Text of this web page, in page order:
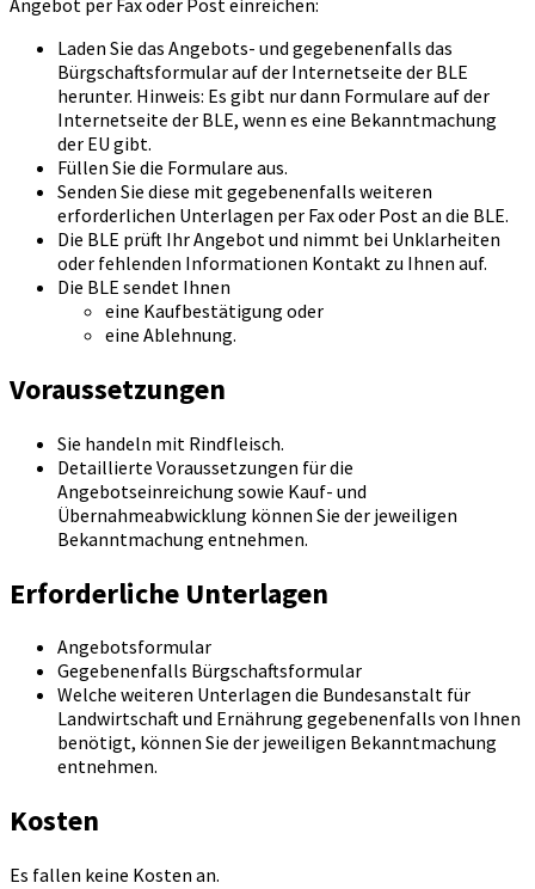
Laden Sie das Angebots- und gegebenenfalls das
Bürgschaftsformular auf der Internetseite der BLE
herunter. Hinweis: Es gibt nur dann Formulare auf der
Internetseite der BLE, wenn es eine Bekanntmachung
der EU gibt.
Füllen Sie die Formulare aus.
Senden Sie diese mit gegebenenfalls weiteren
erforderlichen Unterlagen per Fax oder Post an die BLE.
Die BLE prüft Ihr Angebot und nimmt bei Unklarheiten
oder fehlenden Informationen Kontakt zu Ihnen auf.
Die BLE sendet Ihnen
eine Kaufbestätigung oder
eine Ablehnung.
Voraussetzungen
Sie handeln mit Rindfleisch.
Detaillierte Voraussetzungen für die
Angebotseinreichung sowie Kauf- und
Übernahmeabwicklung können Sie der jeweiligen
Bekanntmachung entnehmen.
Erforderliche Unterlagen
Angebotsformular
Gegebenenfalls Bürgschaftsformular
Welche weiteren Unterlagen die Bundesanstalt für
Landwirtschaft und Ernährung gegebenenfalls von Ihnen
benötigt, können Sie der jeweiligen Bekanntmachung
entnehmen.
Kosten
Es fallen keine Kosten an.